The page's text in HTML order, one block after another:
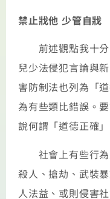
禁止戕他 少管自戕
前述觀點我十分
兒少法侵犯言論與
害防制法也列為「
為有些類比錯誤。
說何謂「道德正確」
社會上有些行為
殺人、搶劫、武裝
人法益、或則侵害